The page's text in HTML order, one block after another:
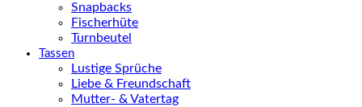
Snapbacks
Fischerhüte
Turnbeutel
Tassen
Lustige Sprüche
Liebe & Freundschaft
Mutter- & Vatertag